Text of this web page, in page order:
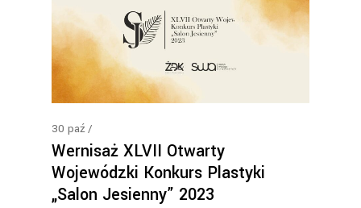
30 paź
Wernisaż XLVII Otwarty
Wojewódzki Konkurs Plastyki
„Salon Jesienny” 2023